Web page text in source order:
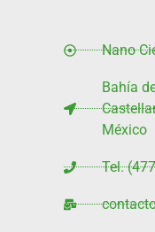
Nano
Bahía
México
Tel.